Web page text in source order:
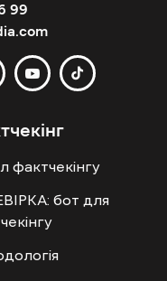
99
фактчекінгу
бот для